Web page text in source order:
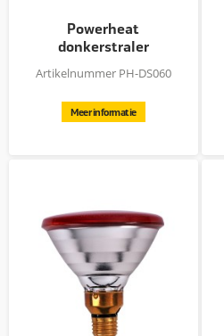
Powerheat
donkerstraler
60/100/150/250 Watt
Artikelnummer PH-DS060
Meer informatie